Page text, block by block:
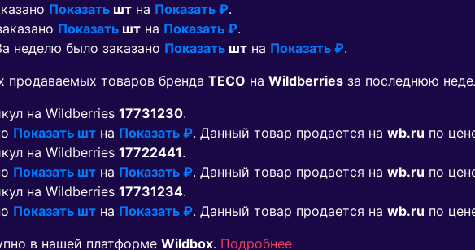
Показать шт на Показать ₽.
Показать шт на Показать ₽.
неделю было заказано Показать шт на Показать ₽.
товаров бренда TECO на Wildberries за последнюю
на Wildberries 17731230.
Показать шт на Показать ₽. Данный товар продается на wb.ru по
на Wildberries 17722441.
Показать шт на Показать ₽. Данный товар продается на wb.ru по
на Wildberries 17731234.
Показать шт на Показать ₽. Данный товар продается на wb.ru по
в нашей платформе Wildbox. Подробнее